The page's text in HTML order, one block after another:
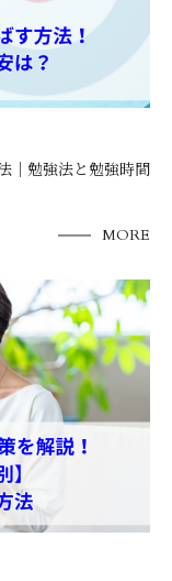
｜勉強法と勉強時間
MORE